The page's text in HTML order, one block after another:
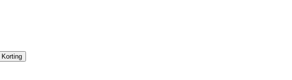
Korting